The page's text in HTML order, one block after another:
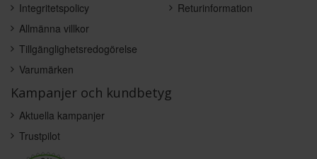
Integritetspolicy
Allmänna villkor
Tillgänglighetsredogörelse
Varumärken
Returinformation
Kampanjer och kundbetyg
Aktuella kampanjer
Trustpilot